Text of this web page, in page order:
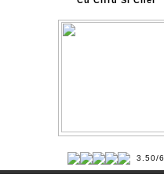
3.50/6